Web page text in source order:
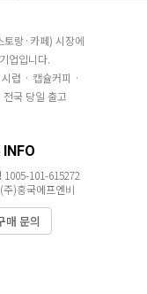
랑·카페) 시장에
업입니다.
럽 · 캡슐커피 ·
국 당일 출고
1005-101-615272
주)흥국에프엔비
매 문의